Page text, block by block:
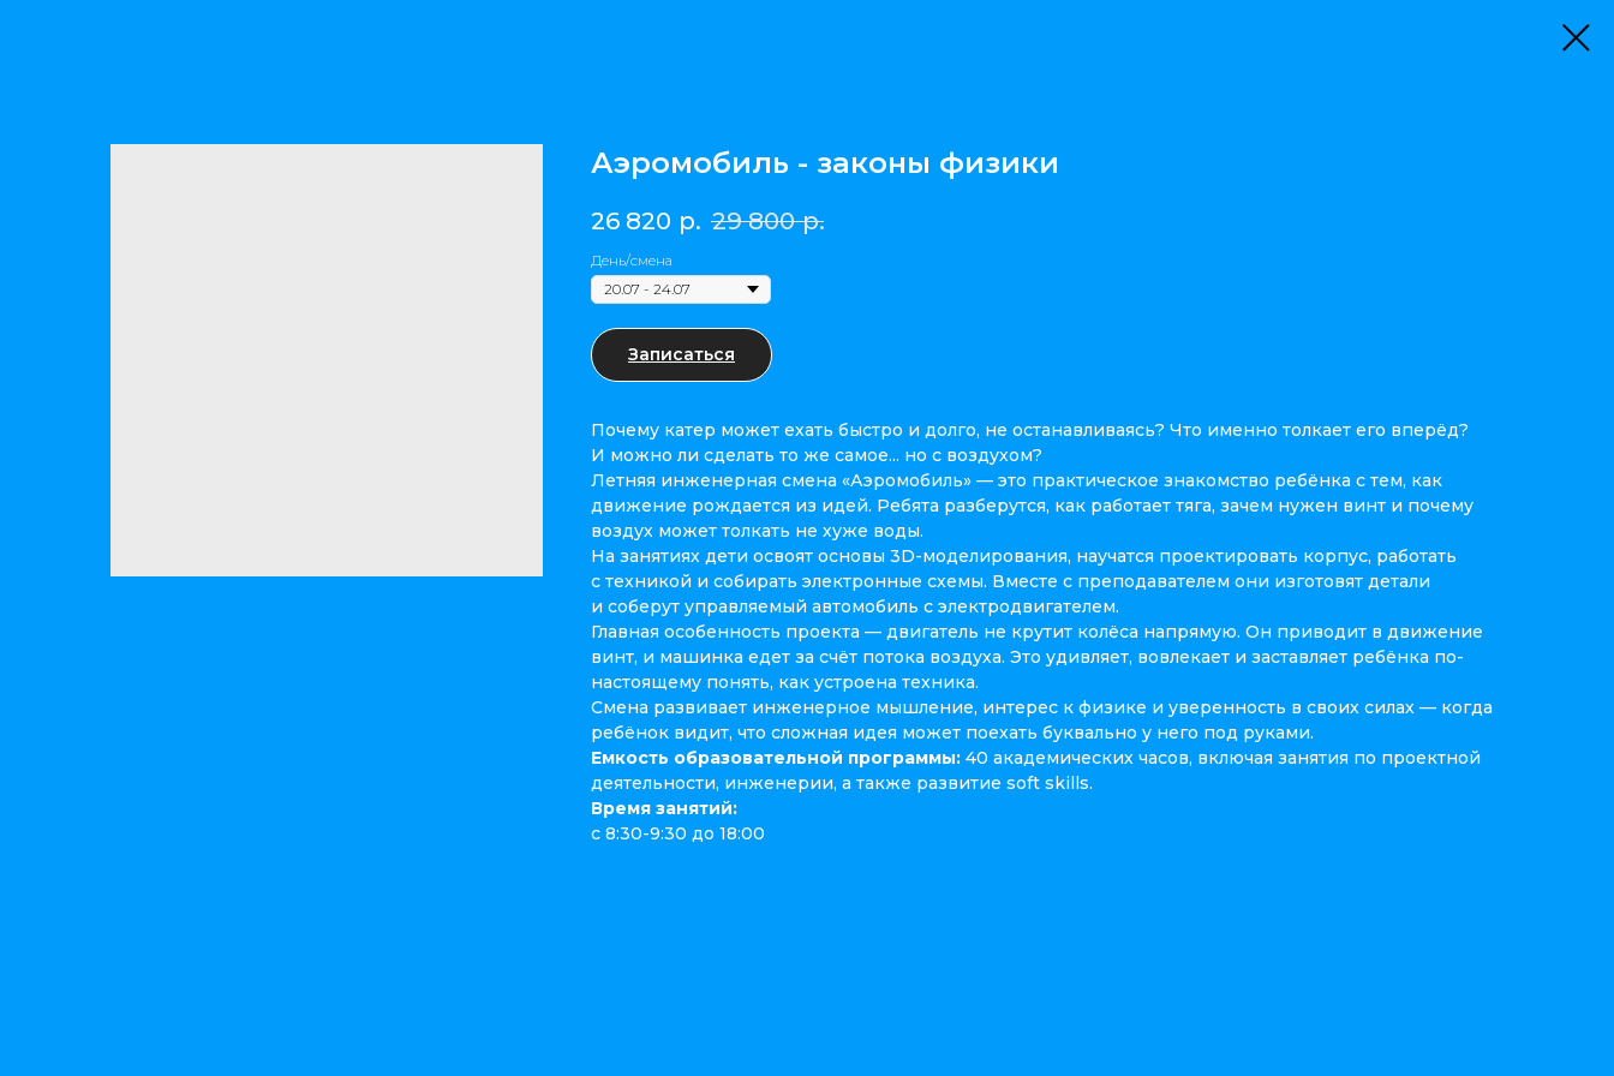
Аэромобиль - законы физики
26 820 р. 29 800 р.
День/смена
Записаться
Почему катер может ехать быстро и долго, не останавливаясь? Что именно толкает его вперёд?
И можно ли сделать то же самое... но с воздухом?
Летняя инженерная смена «Аэромобиль» — это практическое знакомство ребёнка с тем, как
движение рождается из идей. Ребята разберутся, как работает тяга, зачем нужен винт и почему
воздух может толкать не хуже воды.
На занятиях дети освоят основы 3D-моделирования, научатся проектировать корпус, работать
с техникой и собирать электронные схемы. Вместе с преподавателем они изготовят детали
и соберут управляемый автомобиль с электродвигателем.
Главная особенность проекта — двигатель не крутит колёса напрямую. Он приводит в движение
винт, и машинка едет за счёт потока воздуха. Это удивляет, вовлекает и заставляет ребёнка по-
настоящему понять, как устроена техника.
Смена развивает инженерное мышление, интерес к физике и уверенность в своих силах — когда
ребёнок видит, что сложная идея может поехать буквально у него под руками.
Емкость образовательной программы: 40 академических часов, включая занятия по проектной
деятельности, инженерии, а также развитие soft skills.
Время занятий:
с 8:30-9:30 до 18:00